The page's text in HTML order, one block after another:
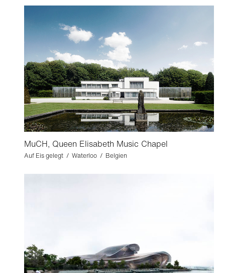
MuCH, Queen Elisabeth Music Chapel
Auf Eis gelegt / Waterloo / Belgien